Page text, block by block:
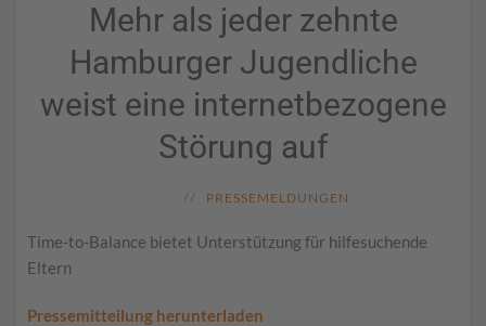
Mehr als jeder zehnte
Hamburger Jugendliche
weist eine internetbezogene
Störung auf
PRESSEMELDUNGEN
Time-to-Balance bietet Unterstützung für hilfesuchende
Eltern
Pressemitteilung herunterladen